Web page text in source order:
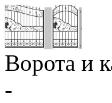
Ворота и
-